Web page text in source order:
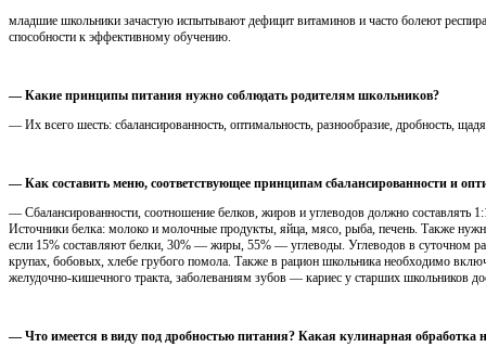
младшие школьники зачастую испытывают дефицит витаминов и часто болеют
способности к эффективному обучению.
— Какие принципы питания нужно соблюдать родителям школьников?
— Их всего шесть: сбалансированность, оптимальность, разнообразие, дробность,
— Как составить меню, соответствующее принципам сбалансированности и
— Сбалансированности, соотношение белков, жиров и углеводов должно составлять
Источники белка: молоко и молочные продукты, яйца, мясо, рыба, печень. Также
если 15% составляют белки, 30% — жиры, 55% — углеводы. Углеводов в суточном
крупах, бобовых, хлебе грубого помола. Также в рацион школьника необходимо
желудочно-кишечного тракта, заболеваниям зубов — кариес у старших школьников
— Что имеется в виду под дробностью питания? Какая кулинарная обработка